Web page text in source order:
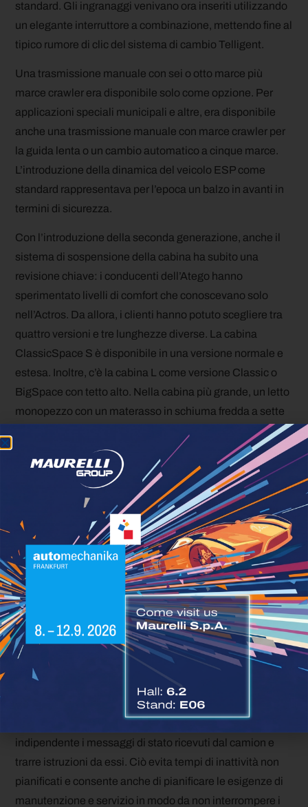
standard. Gli ingranaggi venivano ora inseriti utilizzando
un elegante interruttore a combinazione, mettendo fine al
tipico rumore di clic del sistema di cambio Telligent.
Una trasmissione manuale con sei o otto marce più
marce crawler era disponibile solo come opzione. Per
applicazioni speciali municipali e altre, era disponibile
anche una trasmissione manuale con marce crawler per
la guida lenta o un cambio automatico a cinque marce.
L’introduzione della dinamica del veicolo ESP come
standard rappresentava per l’epoca un balzo in avanti in
termini di sicurezza.
Con l’introduzione della seconda generazione, anche il
sistema di sospensione della cabina ha subito una
revisione chiave: i conducenti dell’Atego hanno
sperimentato livelli di comfort che conoscevano solo
nell’Actros. Da allora, i clienti hanno potuto scegliere tra
quattro versioni e tre lunghezze diverse. La cabina
ClassicSpace S è disponibile in una versione normale e
estesa. Inoltre, c’è la cabina L come versione Classic o
BigSpace con tetto alto. Nella cabina più grande, un letto
monopezzo con un materasso in schiuma fredda a sette
distanza. È disponibile anche una versione
crewcabcon
sei posti a sedere per i vigili del fuoco, gli enti di soccorso
tecnico o le operazioni municipali.
Mercedes-Benz Uptime
aumenta la disponibilità e
riduce i costi operativi
Nel 2019, Mercedes-Benz ha compiuto un altro
significativo passo avanti nei suoi sforzi per ridurre i costi
operativi e aumentare la disponibilità. Da allora,
Mercedes-Benz Uptime è disponibile anche per l’Atego. Il
servizio fornisce all’operatore del veicolo e al servizio
Mercedes-Benz informazioni in tempo reale sullo stato
del veicolo. Il sistema è in grado di interpretare in modo
indipendente i messaggi di stato ricevuti dal camion e
trarre istruzioni da essi. Ciò evita tempi di inattività non
pianificati e consente anche di pianificare le esigenze di
manutenzione e servizio in modo da non interrompere i